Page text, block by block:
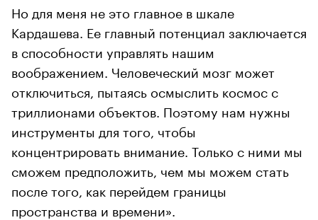
Но для меня не это главное в шкале
Кардашева. Ее главный потенциал заключается
в способности управлять нашим
воображением. Человеческий мозг может
отключиться, пытаясь осмыслить космос с
триллионами объектов. Поэтому нам нужны
инструменты для того, чтобы
концентрировать внимание. Только с ними мы
сможем предположить, чем мы можем стать
после того, как перейдем границы
пространства и времени».